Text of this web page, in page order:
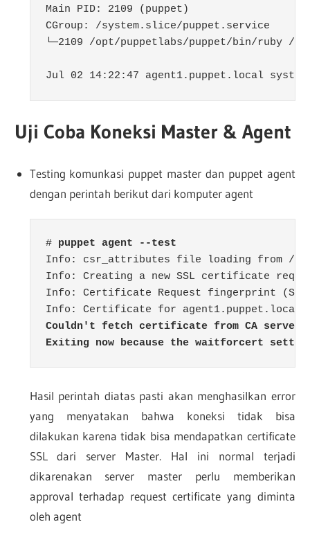
Main PID: 2109 (puppet)
CGroup: /system.slice/puppet.service
└─2109 /opt/puppetlabs/puppet/bin/ruby /
Jul 02 14:22:47 agent1.puppet.local
Uji Coba Koneksi Master & Agent
Testing komunkasi puppet master dan puppet agent
dengan perintah berikut dari komputer agent
# puppet agent --test
Info: csr_attributes file loading from /
Info: Creating a new SSL certificate
Info: Certificate Request fingerprint
Couldn't fetch certificate from CA
Exiting now because the waitforcert
Hasil perintah diatas pasti akan menghasilkan error
yang menyatakan bahwa koneksi tidak bisa
dilakukan karena tidak bisa mendapatkan certificate
SSL dari server Master. Hal ini normal terjadi
dikarenakan server master perlu memberikan
approval terhadap request certificate yang diminta
oleh agent